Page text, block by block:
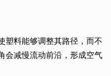
塑料能够调整其路径，而不
会减慢流动前沿，形成空气